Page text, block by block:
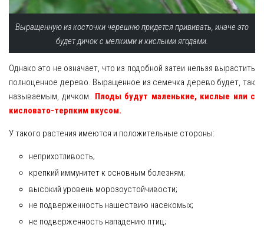
Выращенную из косточки черешню придется прививать, иначе это
будет дичок с мелкими и кислыми ягодами.
Однако это не означает, что из подобной затеи нельзя вырастить
полноценное дерево. Выращенное из семечка дерево будет, так
называемым, дичком. Плоды будут маленькие, кислые или с
кисловато-терпким вкусом.
У такого растения имеются и положительные стороны:
неприхотливость;
крепкий иммунитет к основным болезням;
высокий уровень морозоустойчивости;
не подверженность нашествию насекомых;
не подверженность нападению птиц;